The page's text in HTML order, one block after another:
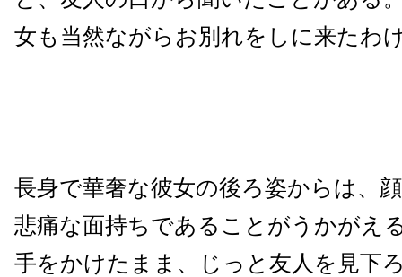
女も当然ながらお別れをしに来たわ
長身で華奢な彼女の後ろ姿からは、
悲痛な面持ちであることがうかがえ
手をかけたまま、じっと友人を見下